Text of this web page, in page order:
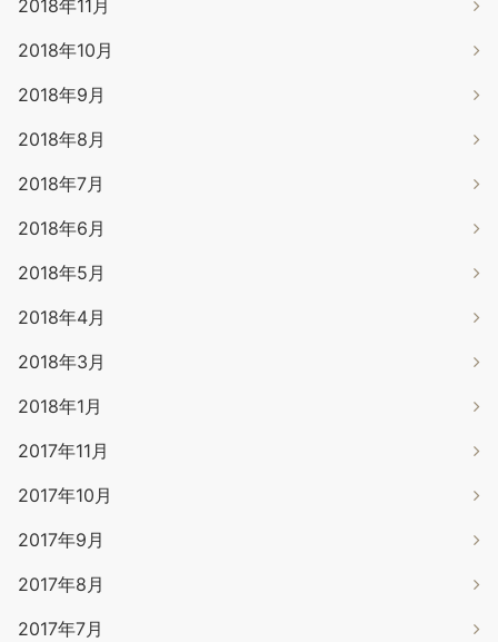
2018年11月
2018年10月
2018年9月
2018年8月
2018年7月
2018年6月
2018年5月
2018年4月
2018年3月
2018年1月
2017年11月
2017年10月
2017年9月
2017年8月
2017年7月